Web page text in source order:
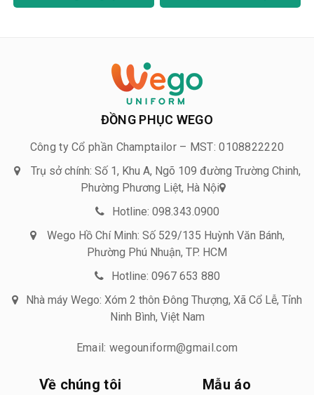
ĐỒNG PHỤC WEGO
Công ty Cổ phần Champtailor – MST: 0108822220
Trụ sở chính: Số 1, Khu A, Ngõ 109 đường Trường Chinh,
Phường Phương Liệt, Hà Nội
Hotline: 098.343.0900
Wego Hồ Chí Minh: Số 529/135 Huỳnh Văn Bánh,
Phường Phú Nhuận, TP. HCM
Hotline: 0967 653 880
Nhà máy Wego: Xóm 2 thôn Đông Thượng, Xã Cổ Lễ, Tỉnh
Ninh Bình, Việt Nam
Email: wegouniform@gmail.com
Về chúng tôi Mẫu áo